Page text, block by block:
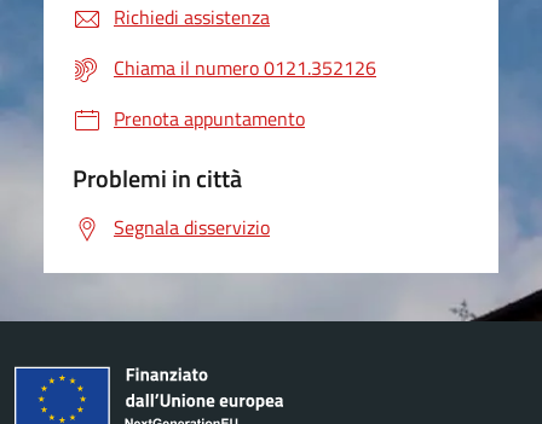
Richiedi assistenza
Chiama il numero 0121.352126
Prenota appuntamento
Problemi in città
Segnala disservizio